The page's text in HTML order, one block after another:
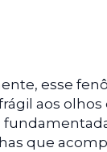
esse
aos
que